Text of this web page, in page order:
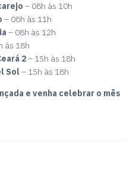
– 08h às 10h
– 08h às 11h
– 08h às 12h
às 18h
2– 15h às 18h
Sol – 15h às 18h
e venha celebrar o mês